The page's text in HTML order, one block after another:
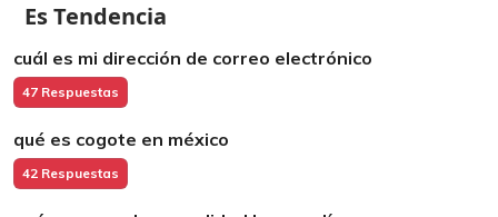
Es Tendencia
cuál es mi dirección de correo electrónico
47 Respuestas
qué es cogote en méxico
42 Respuestas